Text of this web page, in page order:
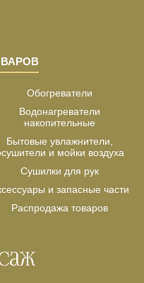
Обогреватели
Водонагреватели
накопительные
Бытовые увлажнители,
и мойки воздуха
Сушилки для рук
и запасные части
Распродажа товаров